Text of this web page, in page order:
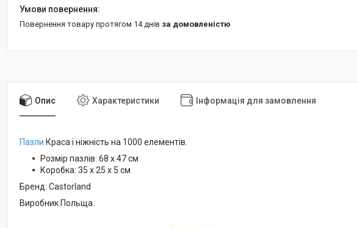
повернення товару протягом 14 днів за домовленістю
Опис Характеристики Інформація для замовлення
Пазли Краса і ніжність на 1000 елементів.
Розмір пазлів: 68 x 47 см
Коробка: 35 х 25 х 5 см
Бренд: Castorland
Виробник Польща.